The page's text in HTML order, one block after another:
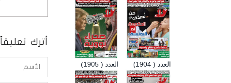
أترك تعليقاً
العدد ( 1905) العدد ( 1904)